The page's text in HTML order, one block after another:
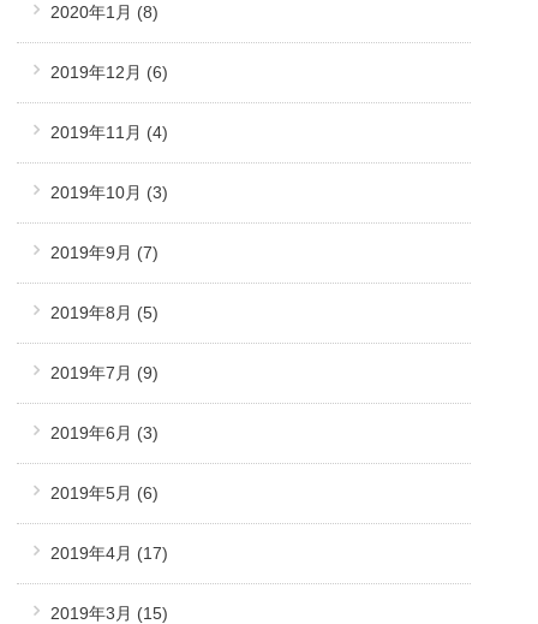
2020年1月 (8)
2019年12月 (6)
2019年11月 (4)
2019年10月 (3)
2019年9月 (7)
2019年8月 (5)
2019年7月 (9)
2019年6月 (3)
2019年5月 (6)
2019年4月 (17)
2019年3月 (15)